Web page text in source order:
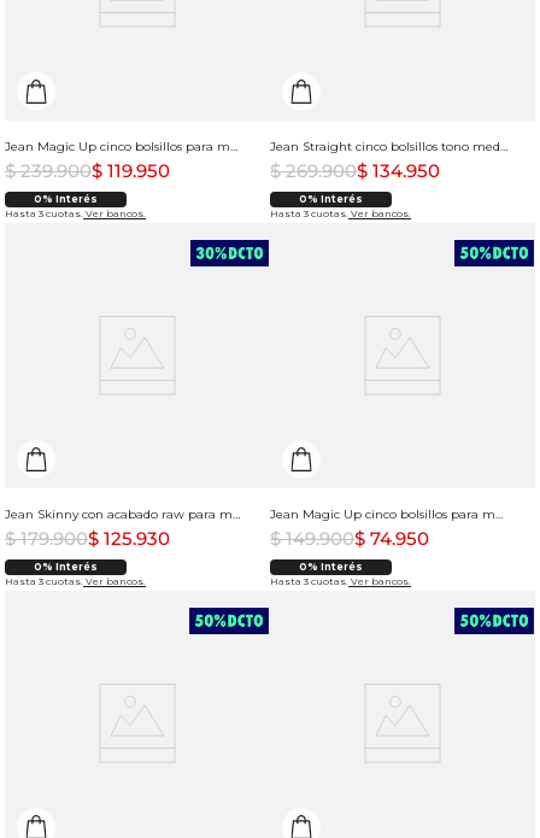
Jean Magic Up cinco bolsillos para mujer
$ 239.900$ 119.950
0% Interés
Hasta 3 cuotas. Ver bancos.
Jean Straight cinco bolsillos tono medio para mujer
$ 269.900$ 134.950
0% Interés
Hasta 3 cuotas. Ver bancos.
Jean Skinny con acabado raw para mujer
$ 179.900$ 125.930
0% Interés
Hasta 3 cuotas. Ver bancos.
Jean Magic Up cinco bolsillos para mujer
$ 149.900$ 74.950
0% Interés
Hasta 3 cuotas. Ver bancos.